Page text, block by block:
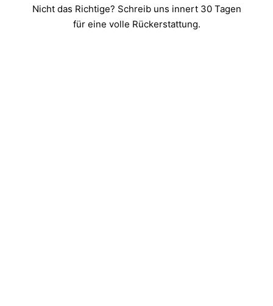
Nicht das Richtige? Schreib uns innert 30 Tagen
für eine volle Rückerstattung.